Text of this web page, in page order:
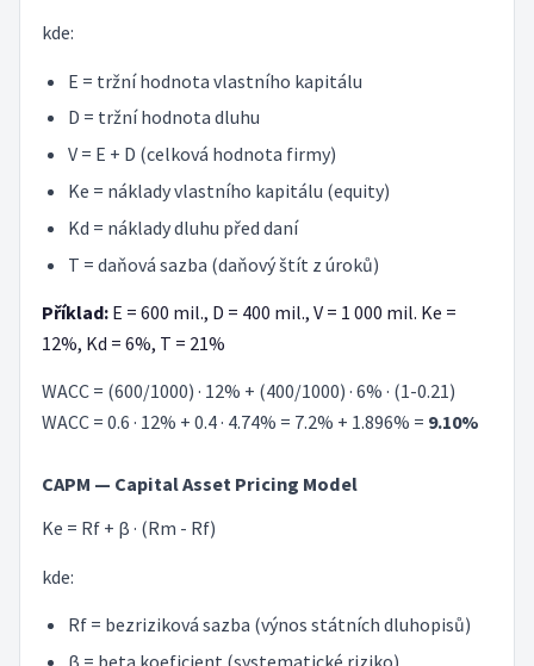
kde:
E = tržní hodnota vlastního kapitálu
D = tržní hodnota dluhu
V = E + D (celková hodnota firmy)
Ke = náklady vlastního kapitálu (equity)
Kd = náklady dluhu před daní
T = daňová sazba (daňový štít z úroků)
Příklad:E = 600 mil., D = 400 mil., V = 1 000 mil. Ke =
12%, Kd = 6%, T = 21%
WACC = (600/1000) · 12% + (400/1000) · 6% · (1-0.21)
WACC = 0.6 · 12% + 0.4 · 4.74% = 7.2% + 1.896% = 9.10%
CAPM — Capital Asset Pricing Model
Ke = Rf + β · (Rm - Rf)
kde:
Rf = bezriziková sazba (výnos státních dluhopisů)
β = beta koeficient (systematické riziko)